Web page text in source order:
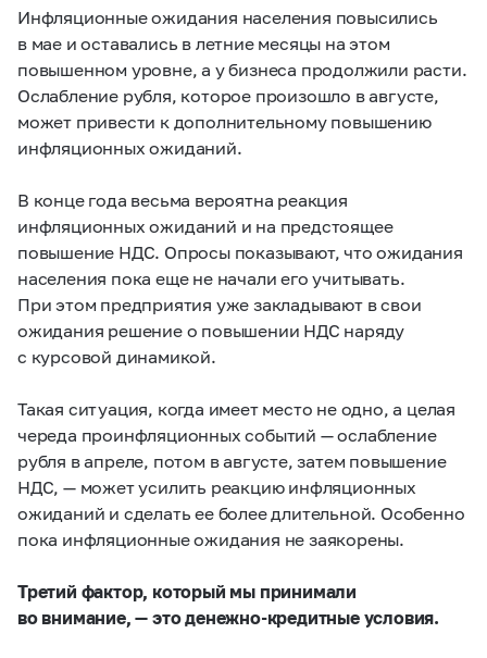
Инфляционные ожидания населения повысились
в мае и оставались в летние месяцы на этом
повышенном уровне, а у бизнеса продолжили расти.
Ослабление рубля, которое произошло в августе,
может привести к дополнительному повышению
инфляционных ожиданий.
В конце года весьма вероятна реакция
инфляционных ожиданий и на предстоящее
повышение НДС. Опросы показывают, что ожидания
населения пока еще не начали его учитывать.
При этом предприятия уже закладывают в свои
ожидания решение о повышении НДС наряду
с курсовой динамикой.
Такая ситуация, когда имеет место не одно, а целая
череда проинфляционных событий — ослабление
рубля в апреле, потом в августе, затем повышение
НДС, — может усилить реакцию инфляционных
ожиданий и сделать ее более длительной. Особенно
пока инфляционные ожидания не заякорены.
Третий фактор, который мы принимали
во внимание, — это денежно-кредитные условия.